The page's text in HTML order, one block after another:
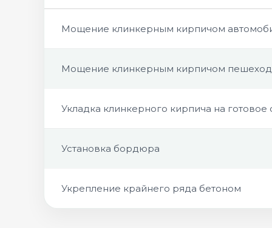
Мощение клинкерным кирпичом
Мощение клинкерным кирпичом
Укладка клинкерного кирпича на готовое
Установка бордюра
Укрепление крайнего ряда бетоном